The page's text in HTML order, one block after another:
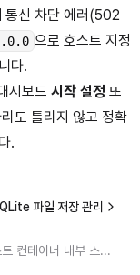
통신 차단 에러(502
으로 호스트 지정
다.
시보드 시작 설정 또
도 틀리지 않고 정확
.
파일 저장 관리
디스호스트 컨테이너 내부 스토리지에 SQLite DB 파일을 배치해 서버 데이터를 보존하고, 쓰기 에러를 줄이는 디스크 저장법과 WAL 모드 활성화 옵션을 다룹니다.